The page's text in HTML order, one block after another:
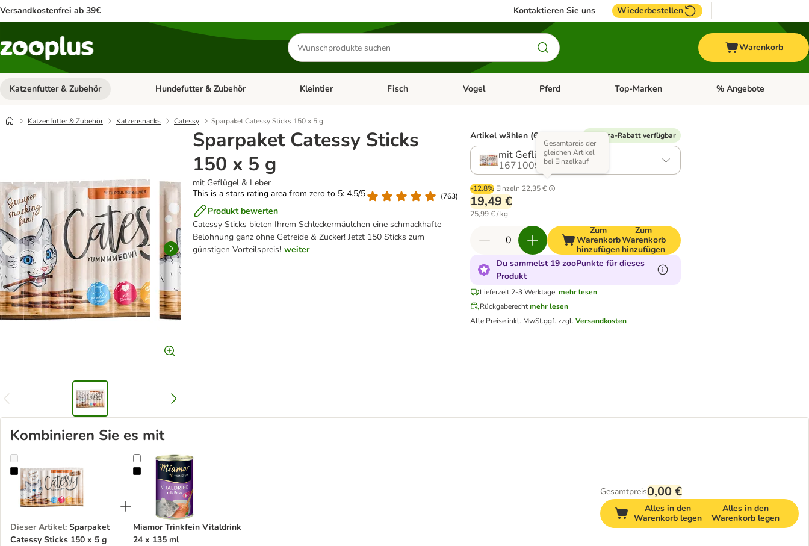
Versandkostenfrei ab 39€ Kontaktieren Sie uns Wiederbestellen
Produkte
suchen
Warenkorb
Katzenfutter & Zubehör Kategorie-Menü öffnen: Katzenfutter & Zubehör
Hundefutter & Zubehör Kategorie-Menü öffnen: Hundefutter & Zubehör
Kleintier Kategorie-Menü öffnen: Kleintier
Fisch Kategorie-Menü öffnen: Fisch
Vogel Kategorie-Menü öffnen: Vogel
Pferd Kategorie-Menü öffnen: Pferd
Top-Marken Kategorie-Menü öffnen:
% Angebote
Katzenfutter & Zubehör Katzensnacks Catessy Sparpaket Catessy Sticks 150 x 5 g
Sparpaket Catessy Sticks
150 x 5 g
mit Geflügel & Leber
This is a stars rating area from zero to 5: 4.5/5
(763)
Produkt bewerten
Catessy Sticks bieten Ihrem Schleckermäulchen eine schmackhafte
Belohnung ganz ohne Getreide & Zucker! Jetzt 150 Sticks zum
günstigen Vorteilspreis! weiter
Artikel wählen (6 Varianten) % Extra-Rabatt verfügbar
mit Geflügel & Leber
1671009.3
-12.8% Einzeln 22,35 €
Gesamtpreis der
gleichen Artikel
bei Einzelkauf
19,49 €
25,99 € / kg
Zum
Warenkorb
hinzufügen
Zum
Warenkorb
hinzufügen
Du sammelst 19 zooPunkte für dieses
Produkt
Lieferzeit 2-3 Werktage. mehr lesen
Rückgaberecht mehr lesen
Alle Preise inkl. MwSt.ggf. zzgl. Versandkosten
Kombinieren Sie es mit
Sparpaket Catessy Sticks 150 x 5 g
Dieser Artikel: Sparpaket
Catessy Sticks 150 x 5 g
Miamor Trinkfein Vitaldrink 24 x 135 ml
Miamor Trinkfein Vitaldrink
24 x 135 ml
Gesamtpreis0,00 €
Alles in den
Warenkorb legen
Alles in den
Warenkorb legen